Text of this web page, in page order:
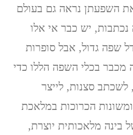
השפעתן נראה גם בעולם
יש כבר אי אלו
שפה גדול, אבל סופרות
בכלי השפה הללו כדי
לשכתב סצנות, לייצר
הכרוכות במלאכת
בינה מלאכותית יוצרת,